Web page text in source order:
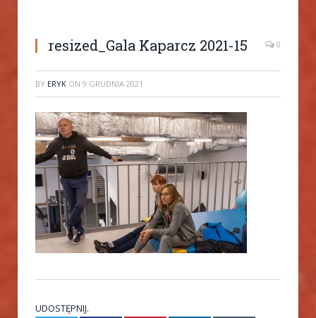
resized_Gala Kaparcz 2021-15 0
BY ERYK ON 9 GRUDNIA 2021
UDOSTĘPNIJ.